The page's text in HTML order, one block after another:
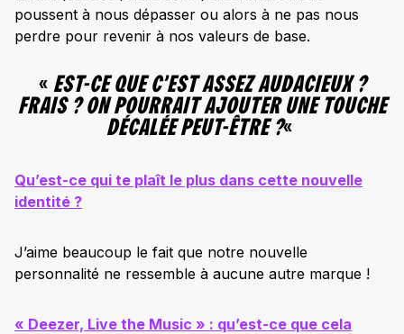
poussent à nous dépasser ou alors à ne pas nous
perdre pour revenir à nos valeurs de base.
« EST-CE QUE C’EST ASSEZ AUDACIEUX ?
FRAIS ? ON POURRAIT AJOUTER UNE TOUCHE
DÉCALÉE PEUT-ÊTRE ?«
Qu’est-ce qui te plaît le plus dans cette nouvelle
identité ?
J’aime beaucoup le fait que notre nouvelle
personnalité ne ressemble à aucune autre marque !
« Deezer, Live the Music » : qu’est-ce que cela